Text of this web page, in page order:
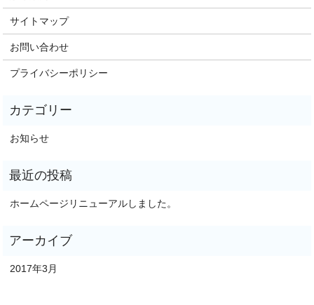
サイトマップ
お問い合わせ
プライバシーポリシー
お知らせ
ホームページリニューアルしました。
2017年3月